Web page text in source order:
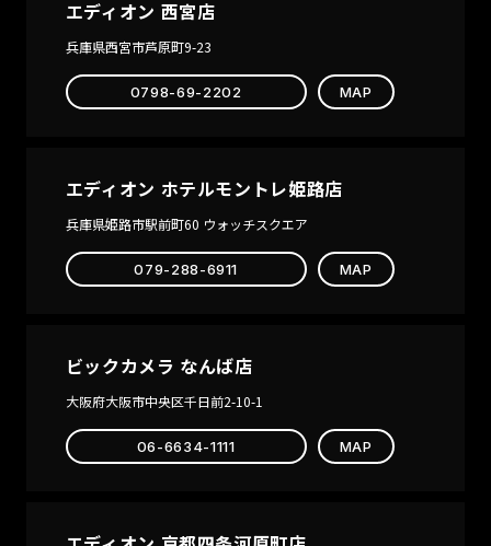
エディオン 西宮店
兵庫県西宮市芦原町9-23
0798-69-2202 MAP
エディオン ホテルモントレ姫路店
兵庫県姫路市駅前町60 ウォッチスクエア
079-288-6911 MAP
ビックカメラ なんば店
大阪府大阪市中央区千日前2-10-1
06-6634-1111 MAP